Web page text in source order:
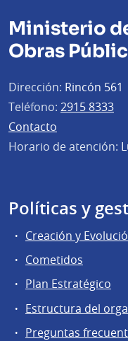
Ministerio
Obras
Dirección: Rincón 561
Teléfono: 2915 8333
Contacto
Horario de atención:
Políticas y
Creación y
Cometidos
Plan Estratégico
Estructura del
Preguntas